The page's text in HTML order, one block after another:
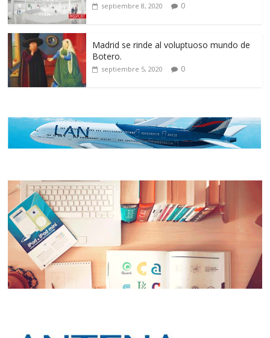
septiembre 8, 2020 0
Madrid se rinde al voluptuoso mundo de
Botero.
septiembre 5, 2020 0